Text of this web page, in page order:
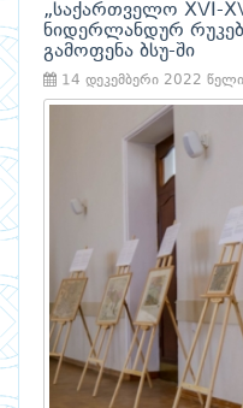
„საქართველო XVI-
ნიდერლანდურ
გამოფენა ბსუ-ში
14 დეკემბერი 2022 წელი